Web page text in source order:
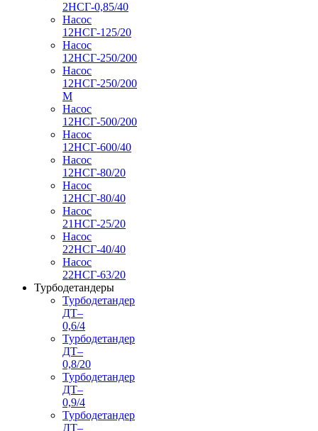
2НСГ-0,85/40
Насос
12НСГ-125/20
Насос
12НСГ-250/200
Насос
12НСГ-250/200
М
Насос
12НСГ-500/200
Насос
12НСГ-600/40
Насос
12НСГ-80/20
Насос
12НСГ-80/40
Насос
21НСГ-25/20
Насос
22НСГ-40/40
Насос
22НСГ-63/20
Турбодетандеры
Турбодетандер
ДТ–
0,6/4
Турбодетандер
ДТ–
0,8/20
Турбодетандер
ДТ–
0,9/4
Турбодетандер
ДТ–